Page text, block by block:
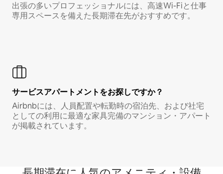
出張の多いプロフェッショナルには、高速Wi-Fiと仕事
専用スペースを備えた長期滞在先がおすすめです。
サービスアパートメントをお探しですか？
Airbnbには、人員配置や転勤時の宿泊先、および社宅
としての利用に最適な家具完備のマンション・アパート
が掲載されています。